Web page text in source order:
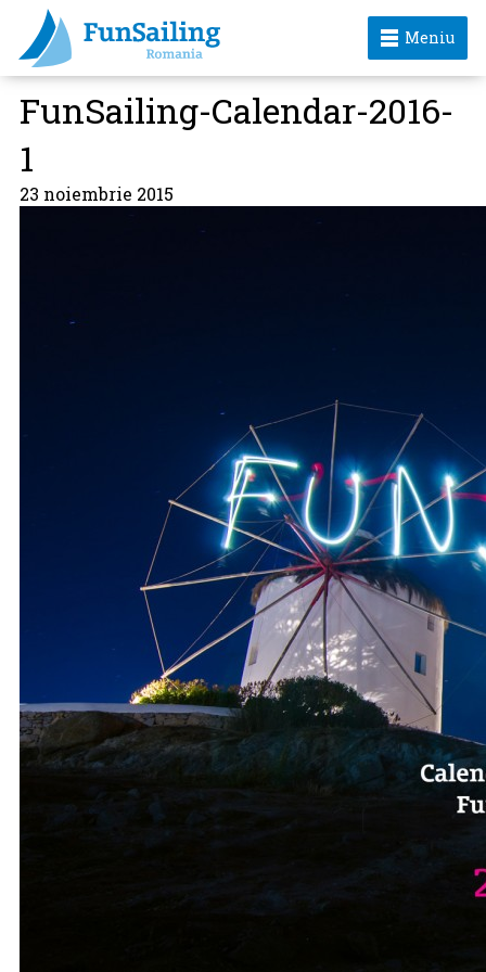
Meniu
FunSailing-Calendar-2016-
1
23 noiembrie 2015